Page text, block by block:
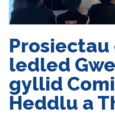
ledled
gyllid
Heddlu a